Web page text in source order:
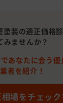
塗装の適正価格
みませんか？
あなたに会う優
者を紹介！
場をチェック